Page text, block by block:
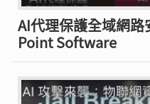
AI代理保護全域網
Point Software